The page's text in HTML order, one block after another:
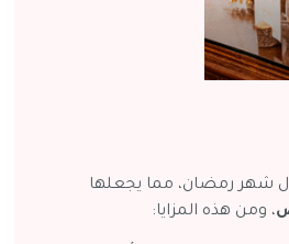
شهر رمضان، مما يجعلها
، ومن هذه المزايا: